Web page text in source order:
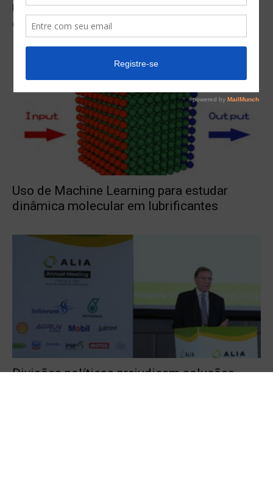
USP desenvolve estação de abastecimento
de hidrogênio a partir do etanol
Uso de Machine Learning para estudar
dinâmica molecular em lubrificantes
Divisões políticas prejudicam soluções